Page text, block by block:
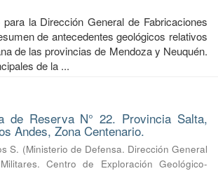
para la Dirección General de Fabricaciones
de antecedentes geológicos relativos
de las provincias de Mendoza y Neuquén.
de la ...
de Reserva N° 22. Provincia Salta,
Andes, Zona Centenario.
S. (Ministerio de Defensa. Dirección General
Centro de Exploración Geológico-